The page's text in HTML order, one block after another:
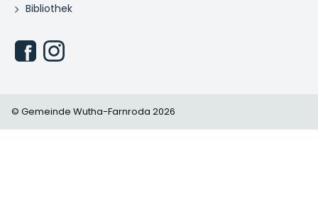
Bibliothek
© Gemeinde Wutha-Farnroda 2026